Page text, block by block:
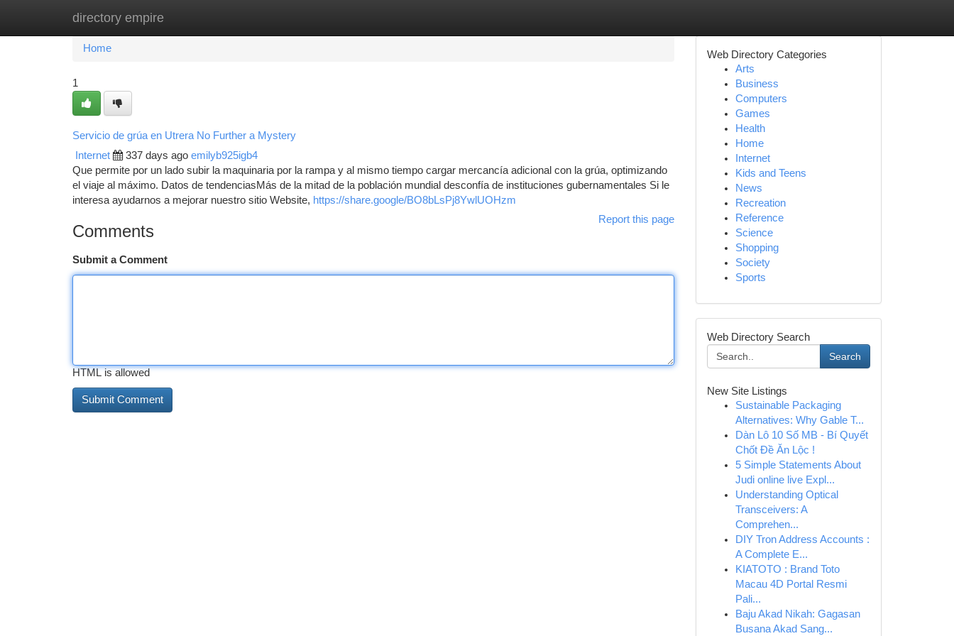
directory empire
Home New Site Listings
Home
1
Servicio de grúa en Utrera No Further a Mystery
Internet 337 days ago emilyb925igb4
Que permite por un lado subir la maquinaria por la rampa y al mismo tiempo cargar mercancía adicional con la grúa, optimizando
el viaje al máximo. Datos de tendenciasMás de la mitad de la población mundial desconfía de instituciones gubernamentales Si le
interesa ayudarnos a mejorar nuestro sitio Website, https://share.google/BO8bLsPj8YwlUOHzm
Report this page
Comments
Submit a Comment
HTML is allowed
Web Directory Categories
Arts
Business
Computers
Games
Health
Home
Internet
Kids and Teens
News
Recreation
Reference
Science
Shopping
Society
Sports
Web Directory Search
Search
New Site Listings
Sustainable Packaging
Alternatives: Why Gable T...
Dàn Lô 10 Số MB - Bí Quyết
Chốt Đề Ăn Lộc !
5 Simple Statements About
Judi online live Expl...
Understanding Optical
Transceivers: A
Comprehen...
DIY Tron Address Accounts :
A Complete E...
KIATOTO : Brand Toto
Macau 4D Portal Resmi
Pali...
Baju Akad Nikah: Gagasan
Busana Akad Sang...